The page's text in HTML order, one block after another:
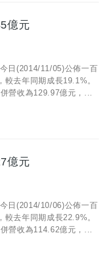
億元
日(2014/11/05)公佈一百
去年同期成長19.1%。
營收為129.97億元，...
億元
日(2014/10/06)公佈一百
去年同期成長22.9%。
營收為114.62億元，...